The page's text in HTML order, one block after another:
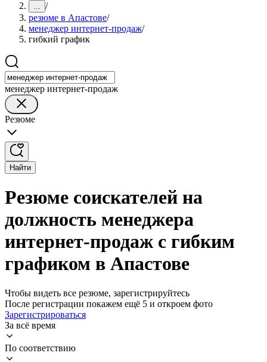
... /
резюме в Апастове/
менеджер интернет-продаж/
гибкий график
менеджер интернет-продаж
Резюме
Найти
Резюме соискателей на
должность менеджера
интернет-продаж с гибким
графиком в Апастове
Чтобы видеть все резюме, зарегистрируйтесь
После регистрации покажем ещё 5 и откроем фото
Зарегистрироваться
За всё время
По соответствию